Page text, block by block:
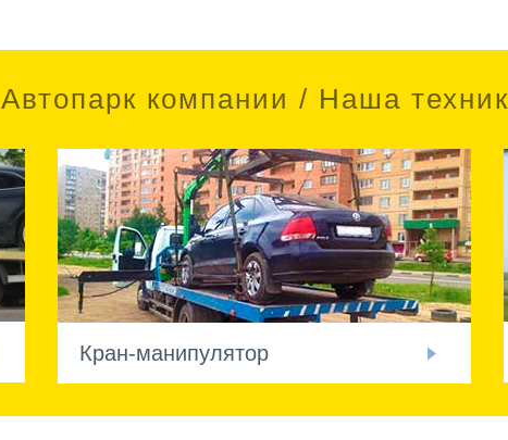
Автопарк компании / Наша
Кран-манипулятор